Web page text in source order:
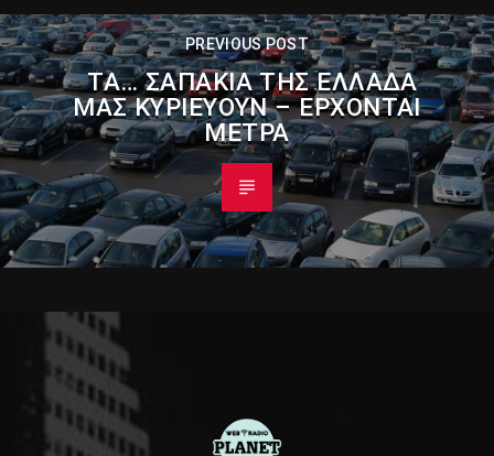
PREVIOUS POST
ΤΑ… ΣΑΠΆΚΙΑ ΤΗΣ ΕΛΛΆΔΑ
ΜΑΣ ΚΥΡΙΕΎΟΥΝ – ΕΡΧΟΝΤΑΙ
ΜΈΤΡΑ